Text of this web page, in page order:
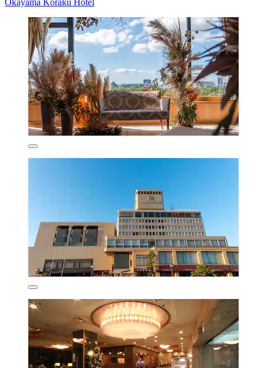
Okayama Koraku Hotel